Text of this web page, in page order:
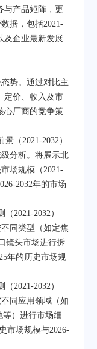
与产品矩阵，更
据，包括2021-
及企业最新发展
势。通过对比主
定价、收入及市
心厂商的竞争策
（2021-2032）
分析。将展示北
场规模（2021-
2032年的市场
2021-2032）
同类型（如定焦
镜头市场进行拆
年的历史市场规
2021-2032）
同应用领域（如
）进行市场细
市场规模与2026-